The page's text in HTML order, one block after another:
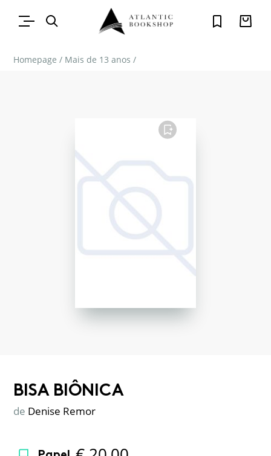
Homepage / Mais de 13 anos /
FAVORITO
BISA BIÔNICA
de Denise Remor